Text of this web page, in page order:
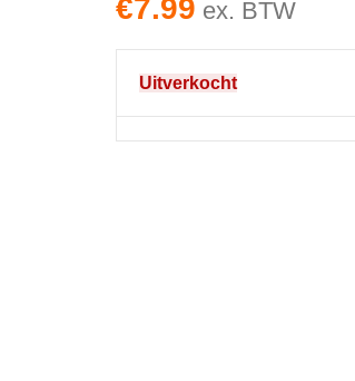
€7.99 ex. BTW
Uitverkocht